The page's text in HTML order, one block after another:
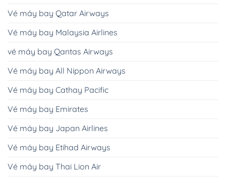
Vé máy bay Qatar Airways
Vé máy bay Malaysia Airlines
vé máy bay Qantas Airways
Vé máy bay All Nippon Airways
Vé máy bay Cathay Pacific
Vé máy bay Emirates
Vé máy bay Japan Airlines
Vé máy bay Etihad Airways
Vé máy bay Thai Lion Air